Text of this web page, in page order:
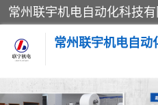
常州联宇机电自动